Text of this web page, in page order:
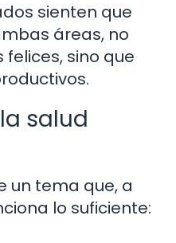
sienten que
áreas, no
sino que
salud
un tema que, a
lo suficiente: